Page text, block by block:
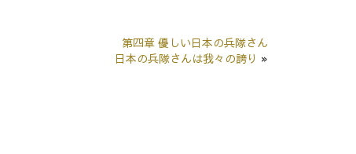
第四章 優しい日本の兵隊さん
日本の兵隊さんは我々の誇り »